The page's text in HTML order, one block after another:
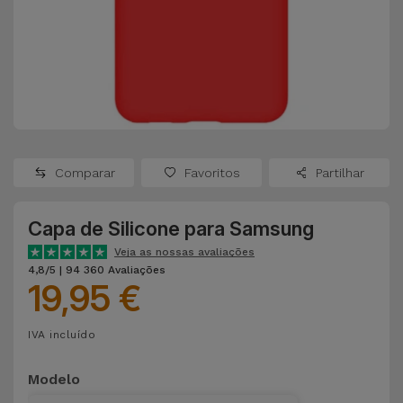
Oppo
OnePlus
Google
Dyson
TCL
Recondicionados
Recondicionados
Consolas
Recondicionadas
Ver
tudo
Auriculares
e Colunas
Smartwatches
e Braceletes
Correntes
Comparar Favoritos Partilhar
Capa de Silicone para Samsung
Veja as nossas avaliações
4,8/5 | 94 360 Avaliações
19,95 €
IVA incluído
Modelo